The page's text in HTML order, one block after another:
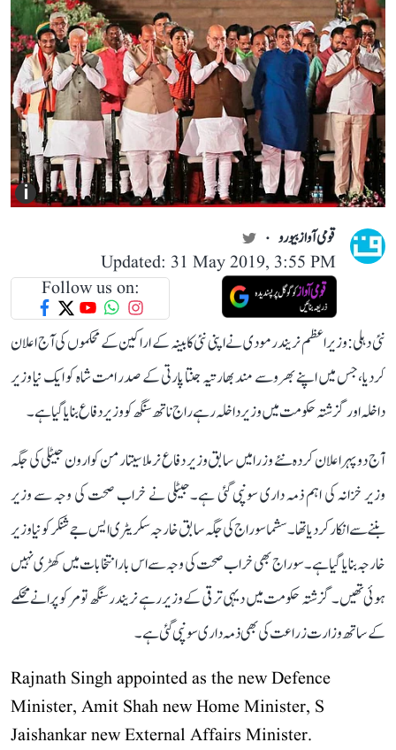
i
قومی آواز بیورو
Updated: 31 May 2019, 3:55 PM
Follow us on:
نئی دہلی: وزیراعظم نریندرمودی نے اپنی نئی کابینہ کے اراکین کے محکموں کی آج اعلان
کردیا،جس میں اپنے بھروسے مند بھارتیہ جنتا پارتی کے صدر امت شاہ کو ایک نیا وزیر
داخلہ اور گزشتہ حکومت میں وزیر داخلہ رہے راج ناتھ سنگھ کو وزیر دفاع بنایاگیا ہے۔
آج دوپہر اعلان کردہ نئے وزرا میں سابق وزیر دفاع نرملا سیتارمن کو ارون جیٹلی کی جگہ
وزیر خزانہ کی اہم ذمہ داری سونپی گئی ہے۔جیٹلی نے خراب صحت کی وجہ سے وزیر
بننےسے انکار کردیا تھا۔ سشما سوراج کی جگہ سابق خارجہ سکریٹری ایس جے شنکر کو نیا وزیر
خارجہ بنایا گیا ہے۔ سوراج بھی خراب صحت کی وجہ سے اس بار انتخابات میں کھڑی نہیں
ہوئی تھیں۔گزشتہ حکومت میں دیہی ترقی کے وزیر رہے نریندر سنگھ تومر کو پرانے محکمے
کے ساتھ وزارت زراعت کی بھی ذمہ داری سونپی گئی ہے۔
Rajnath Singh appointed as the new Defence
Minister, Amit Shah new Home Minister, S
Jaishankar new External Affairs Minister.